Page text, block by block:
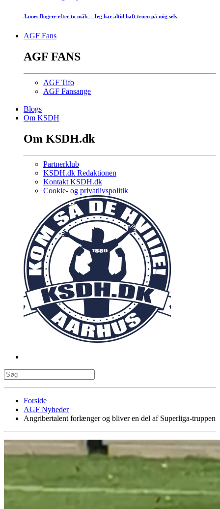
James Bogere efter to mål: – Jeg har altid haft troen på mig selv
AGF Fans
AGF FANS
AGF Tifo
AGF Fansange
Blogs
Om KSDH
Om KSDH.dk
Partnerklub
KSDH.dk Redaktionen
Kontakt KSDH.dk
Cookie- og privatlivspolitik
Forside
AGF Nyheder
Angribertalent forlænger og bliver en del af Superliga-truppen